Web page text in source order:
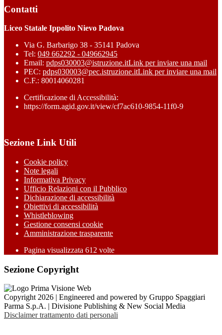
Contatti
Liceo Statale Ippolito Nievo Padova
Via G. Barbarigo 38 - 35141 Padova
Tel: 049 662292 - 049662945
Email: pdps030003@istruzione.itLink per inviare una mail
PEC: pdps030003@pec.istruzione.itLink per inviare una mail
C.F.: 80014060281
Certificazione di Accessibilità:
https://form.agid.gov.it/view/cf7ac610-9854-11f0-9
Sezione Link Utili
Cookie policy
Note legali
Informativa Privacy
Ufficio Relazioni con il Pubblico
Dichiarazione di accessibilità
Obiettivi di accessibilità
Whistleblowing
Gestione consensi cookie
Amministrazione trasparente
Pagina visualizzata 612 volte
Sezione Copyright
Copyright 2026 | Engineered and powered by Gruppo Spaggiari
Parma S.p.A. | Divisione Publishing & New Social Media
Disclaimer trattamento dati personali